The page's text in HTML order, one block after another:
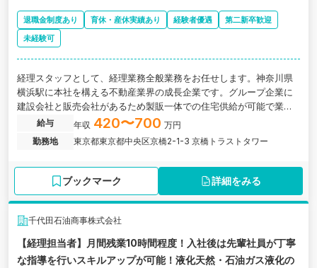
退職金制度あり 育休・産休実績あり 経験者優遇
第二新卒歓迎
未経験可
経理スタッフとして、経理業務全般業務をお任せします。神奈川県
横浜駅に本社を構える不動産業界の成長企業です。グループ企業に
建設会社と販売会社があるため製販一体での住宅供給が可能で業績
拡大中の企業の求人です。
給与 年収 420〜700 万円
勤務地
東京都東京都中央区京橋2-1-3 京橋トラストタワー
ブックマーク 詳細をみる
千代田石油商事株式会社
【経理担当者】月間残業10時間程度！入社後は先輩社員が丁寧
な指導を行いスキルアップが可能！液化天然・石油ガス液化の